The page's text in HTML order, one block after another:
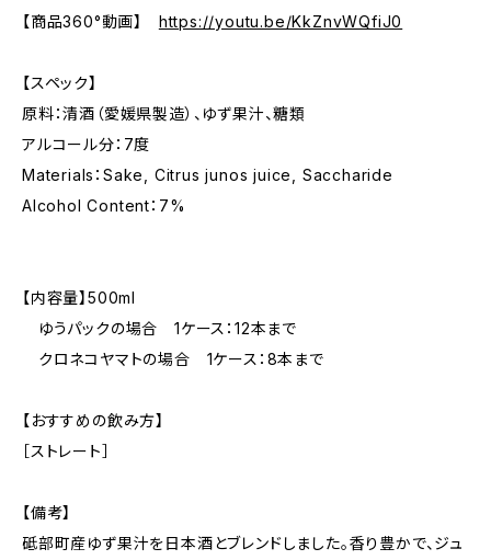
【商品360°動画】 https://youtu.be/KkZnvWQfiJ0
【スペック】
原料：清酒（愛媛県製造）、ゆず果汁、糖類
アルコール分：7度
Materials：Sake, Citrus junos juice, Saccharide
Alcohol Content：7%
【内容量】500ml
ゆうパックの場合 1ケース：12本まで
クロネコヤマトの場合 1ケース：8本まで
【おすすめの飲み方】
［ストレート］
【備考】
砥部町産ゆず果汁を日本酒とブレンドしました。香り豊かで、ジュ